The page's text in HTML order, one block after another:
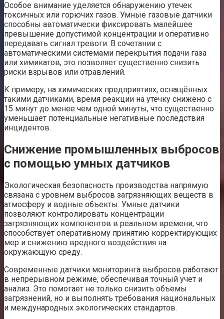
Особое внимание уделяется обнаружению утечек
токсичных или горючих газов. Умные газовые датчики
способны автоматически фиксировать малейшее
превышение допустимой концентрации и оперативно
передавать сигнал тревоги. В сочетании с
автоматическими системами перекрытия подачи газа
или химикатов, это позволяет существенно снизить
риски взрывов или отравлений.
К примеру, на химических предприятиях, оснащённых
такими датчиками, время реакции на утечку снижено с
15 минут до менее чем одной минуты, что существенно
уменьшает потенциальные негативные последствия
инцидентов.
Снижение промышленных выбросов
с помощью умных датчиков
Экологическая безопасность производства напрямую
связана с уровнем выбросов загрязняющих веществ в
атмосферу и водные объекты. Умные датчики
позволяют контролировать концентрации
загрязняющих компонентов в реальном времени, что
способствует оперативному принятию корректирующих
мер и снижению вредного воздействия на
окружающую среду.
Современные датчики мониторинга выбросов работают
в непрерывном режиме, обеспечивая точный учет и
анализ. Это помогает не только снизить объемы
загрязнений, но и выполнять требования национальных
и международных экологических стандартов.